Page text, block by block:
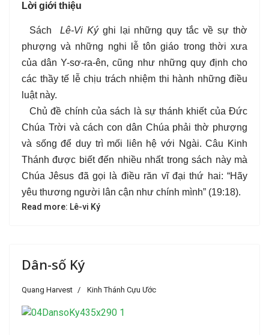
Lời giới thiệu
Sách Lê-Vi Ký ghi lại những quy tắc về sự thờ
phượng và những nghi lễ tôn giáo trong thời xưa
của dân Y-sơ-ra-ên, cũng như những quy định cho
các thầy tế lễ chịu trách nhiệm thi hành những điều
luật này.
Chủ đề chính của sách là sự thánh khiết của Đức
Chúa Trời và cách con dân Chúa phải thờ phượng
và sống để duy trì mối liên hệ với Ngài.Câu Kinh
Thánh được biết đến nhiều nhất trong sách này mà
Chúa Jêsus đã gọi là điều răn vĩ đại thứ hai: “Hãy
yêu thương người lân cận như chính mình” (19:18).
Read more: Lê-vi Ký
Dân-số Ký
Quang Harvest Kinh Thánh Cựu Ước